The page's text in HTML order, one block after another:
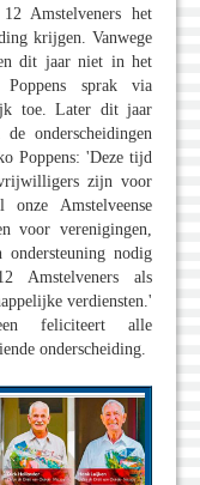
Amstelveners het
krijgen. Vanwege
dit jaar niet in het
Poppens sprak via
toe. Later dit jaar
onderscheidingen
Poppens: 'Deze tijd
zijn voor
Amstelveense
voor verenigingen,
ondersteuning nodig
Amstelveners als
verdiensten.'
feliciteert alle
onderscheiding.